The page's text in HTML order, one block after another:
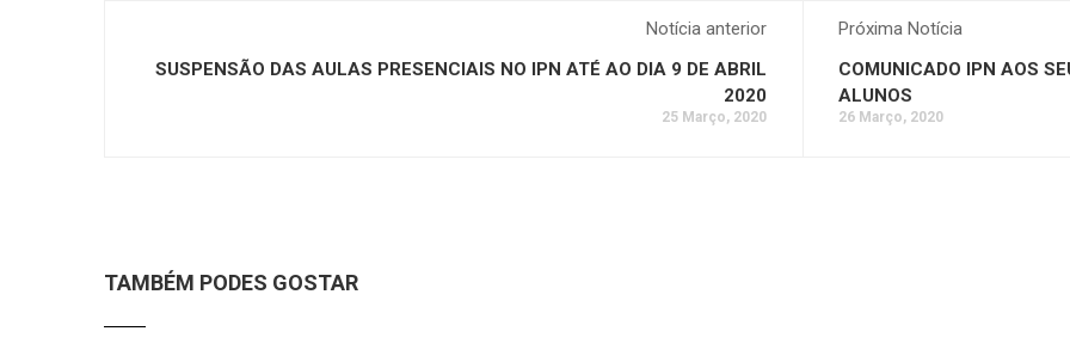
Notícia anterior
SUSPENSÃO DAS AULAS PRESENCIAIS NO IPN ATÉ AO DIA 9 DE ABRIL
2020
25 Março, 2020
Próxima Notícia
COMUNICADO IPN AOS
ALUNOS
26 Março, 2020
TAMBÉM PODES GOSTAR